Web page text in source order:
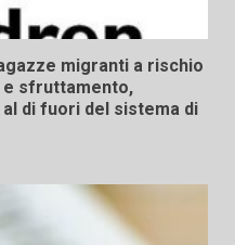
migranti a rischio
e sfruttamento,
di fuori del sistema di